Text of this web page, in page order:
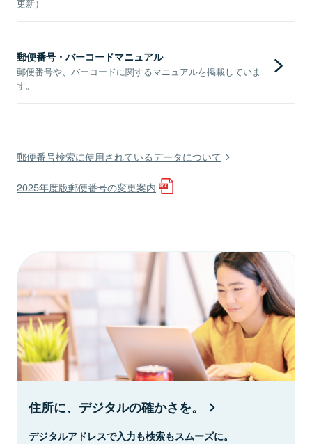
更新）
郵便番号・バーコードマニュアル
郵便番号や、バーコードに関するマニュアルを掲載していま
す。
郵便番号検索に使用されているデータについて
2025年度版郵便番号の変更案内
住所に、デジタルの確かさを。
デジタルアドレスで入力も検索もスムーズに。